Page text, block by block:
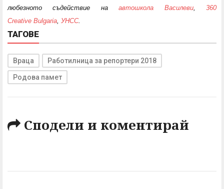
любезното съдействие наавтошкола Василеви,360
Creative Bulgaria, УНСС.
ТАГОВЕ
Враца Работилница за репортери 2018
Родова памет
Сподели и коментирай